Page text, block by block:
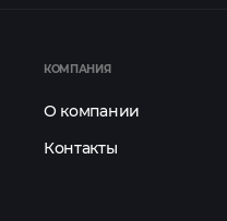
КОМПАНИЯ
О компании
Контакты